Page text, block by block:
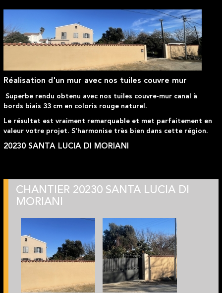
Réalisation d'un mur avec nos tuiles couvre mur
Superbe rendu obtenu avec nos tuiles couvre-mur canal à
bords biais 33 cm en coloris rouge naturel.
Le résultat est vraiment remarquable et met parfaitement en
valeur votre projet. S'harmonise très bien dans cette région.
20230 SANTA LUCIA DI MORIANI
CHANTIER 20230 SANTA LUCIA DI
MORIANI